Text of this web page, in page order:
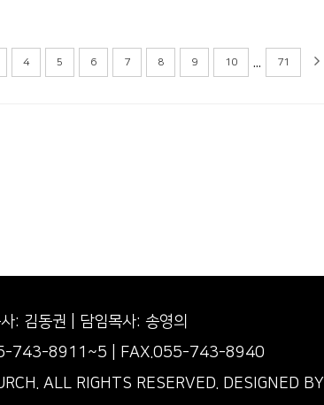
4 5 6 7 8 9 10 ... 71
: 김동권 | 담임목사: 송영의
743-8911~5 | FAX.055-743-8940
ALL RIGHTS RESERVED. DESIGNED BY